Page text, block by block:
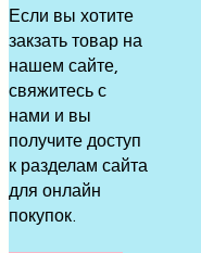
Если вы хотите
закзать товар на
нашем сайте,
свяжитесь с
нами и вы
получите доступ
к разделам сайта
для онлайн
покупок.